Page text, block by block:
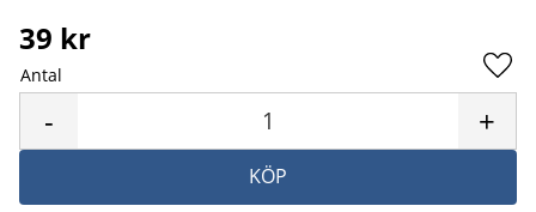
39 kr
Antal
+
-
KÖP